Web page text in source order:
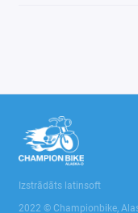
Izstrādāts latinsoft
2022 © Championbike,